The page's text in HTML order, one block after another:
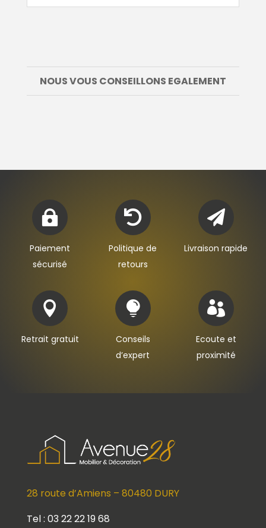
NOUS VOUS CONSEILLONS EGALEMENT

Paiement
sécurisé

Politique de
retours

Livraison rapide

Retrait gratuit

Conseils
d’expert

Ecoute et
proximité
28 route d’Amiens – 80480 DURY
Tel : 03 22 22 19 68